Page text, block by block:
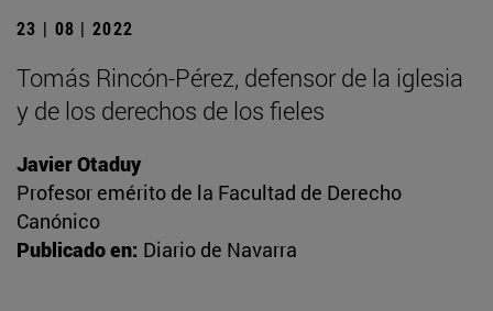
23 | 08 | 2022
Tomás Rincón-Pérez, defensor de la iglesia
y de los derechos de los fieles
Javier Otaduy
Profesor emérito de la Facultad de Derecho
Canónico
Publicado en: Diario de Navarra